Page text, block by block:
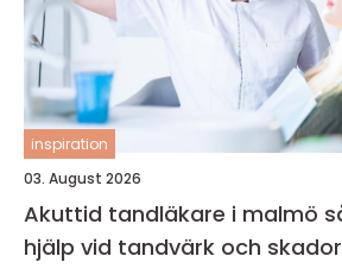
inspiration
03. August 2026
Akuttid tandläkare i malmö så får du snabb
hjälp vid tandvärk och skador